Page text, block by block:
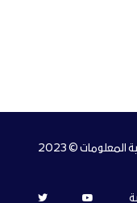
© 2023